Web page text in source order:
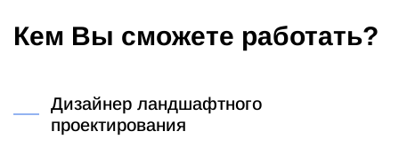
Кем Вы сможете работать?
Дизайнер ландшафтного
проектирования